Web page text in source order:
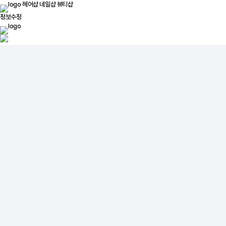
헤어샵 네일샵뷰티샵
정보수정